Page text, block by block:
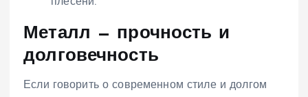
плесени.
Металл — прочность и
долговечность
Если говорить о современном стиле и долгом